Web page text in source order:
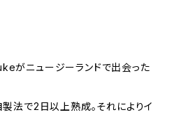
がニュージーランドで出会った
法で2日以上熟成。それによりイ